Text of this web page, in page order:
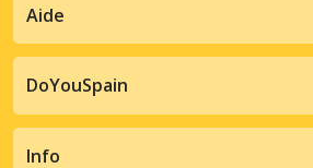
Aide
DoYouSpain
Info